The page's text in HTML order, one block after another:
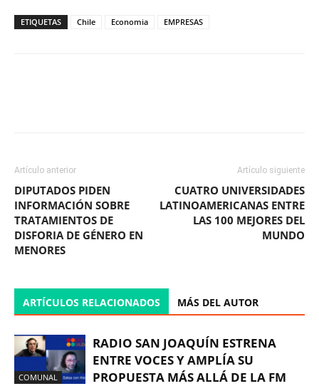
ETIQUETAS Chile Economia EMPRESAS
Artículo anterior
DIPUTADOS PIDEN
INFORMACIÓN SOBRE
TRATAMIENTOS DE
DISFORIA DE GÉNERO EN
MENORES
Artículo siguiente
CUATRO UNIVERSIDADES
LATINOAMERICANAS ENTRE
LAS 100 MEJORES DEL
MUNDO
ARTÍCULOS RELACIONADOS MÁS DEL AUTOR
COMUNAL
RADIO SAN JOAQUÍN ESTRENA
ENTRE VOCES Y AMPLÍA SU
PROPUESTA MÁS ALLÁ DE LA FM